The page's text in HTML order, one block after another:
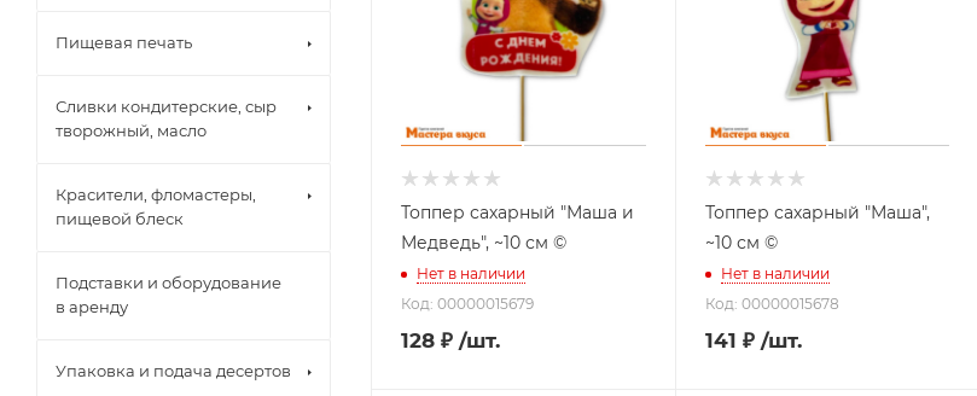
Топпер сахарный "Маша и
Медведь", ~10 см ©
Нет в наличии
Код: 00000015679
128 ₽ /шт.
Топпер сахарный "Маша",
~10 см ©
Нет в наличии
Код: 00000015678
141 ₽ /шт.
Пищевая печать
Сливки кондитерские, сыр
творожный, масло
Красители, фломастеры,
пищевой блеск
Подставки и оборудование
в аренду
Упаковка и подача десертов